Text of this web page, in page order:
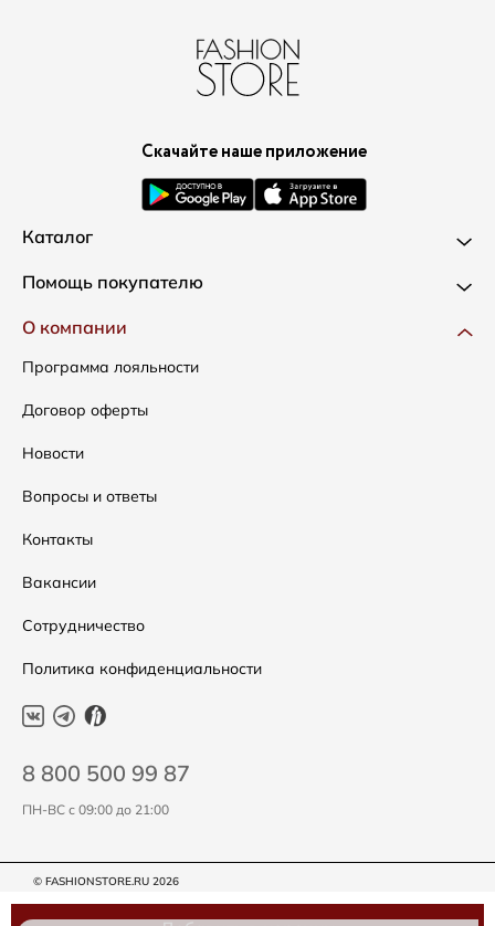
Скачайте наше приложение
Каталог
Новинки
Одежда
Сумки
Аксессуары
Распродажа
Подарочные сертификаты
Помощь покупателю
Доставка и оплата
Как оформить заказ
Условия возвратов
Таблица размеров
Уход за одеждой
О компании
Программа лояльности
Договор оферты
Новости
Вопросы и ответы
Контакты
Вакансии
Сотрудничество
Политика конфиденциальности
8 800 500 99 87
ПН-ВС с 09:00 до 21:00
© FASHIONSTORE.RU 2026